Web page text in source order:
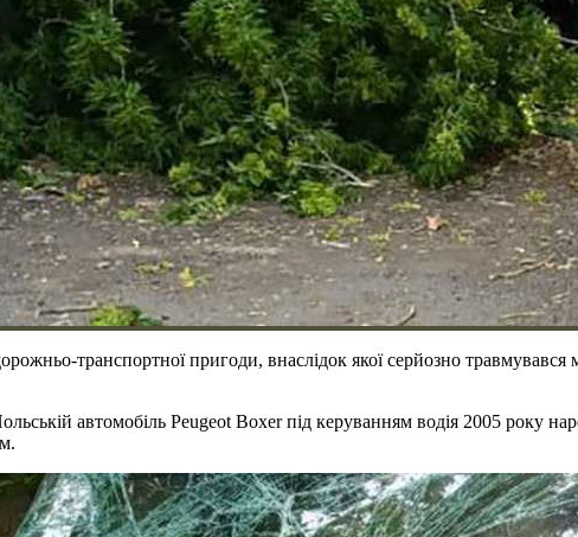
транспортної пригоди, внаслідок якої серйозно
автомобіль Peugeot Boxer під керуванням водія 2005 року